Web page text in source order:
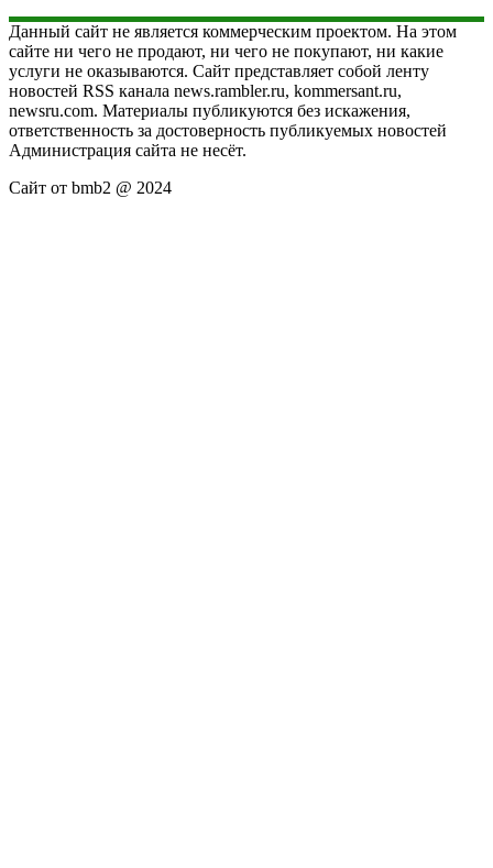
Данный сайт не является коммерческим проектом. На этом
сайте ни чего не продают, ни чего не покупают, ни какие
услуги не оказываются. Сайт представляет собой ленту
новостей RSS канала news.rambler.ru, kommersant.ru,
newsru.com. Материалы публикуются без искажения,
ответственность за достоверность публикуемых новостей
Администрация сайта не несёт.
Сайт от bmb2 @ 2024